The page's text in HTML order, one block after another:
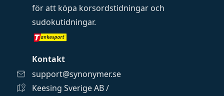
för att köpa korsordstidningar och
sudokutidningar.
Kontakt
support@synonymer.se
Keesing Sverige AB /